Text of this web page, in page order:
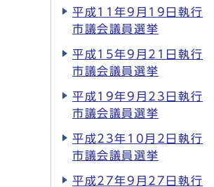
平成11年9月19日執行
市議会議員選挙
平成15年9月21日執行
市議会議員選挙
平成19年9月23日執行
市議会議員選挙
平成23年10月2日執行
市議会議員選挙
平成27年9月27日執行